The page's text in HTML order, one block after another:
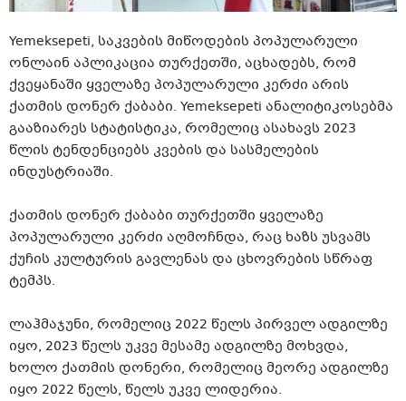
Yemeksepeti, საკვების მიწოდების პოპულარული
ონლაინ აპლიკაცია თურქეთში, აცხადებს, რომ
ქვეყანაში ყველაზე პოპულარული კერძი არის
ქათმის დონერ ქაბაბი. Yemeksepeti ანალიტიკოსებმა
გააზიარეს სტატისტიკა, რომელიც ასახავს 2023
წლის ტენდენციებს კვების და სასმელების
ინდუსტრიაში.
ქათმის დონერ ქაბაბი თურქეთში ყველაზე
პოპულარული კერძი აღმოჩნდა, რაც ხაზს უსვამს
ქუჩის კულტურის გავლენას და ცხოვრების სწრაფ
ტემპს.
ლაჰმაჯუნი, რომელიც 2022 წელს პირველ ადგილზე
იყო, 2023 წელს უკვე მესამე ადგილზე მოხვდა,
ხოლო ქათმის დონერი, რომელიც მეორე ადგილზე
იყო 2022 წელს, წელს უკვე ლიდერია.